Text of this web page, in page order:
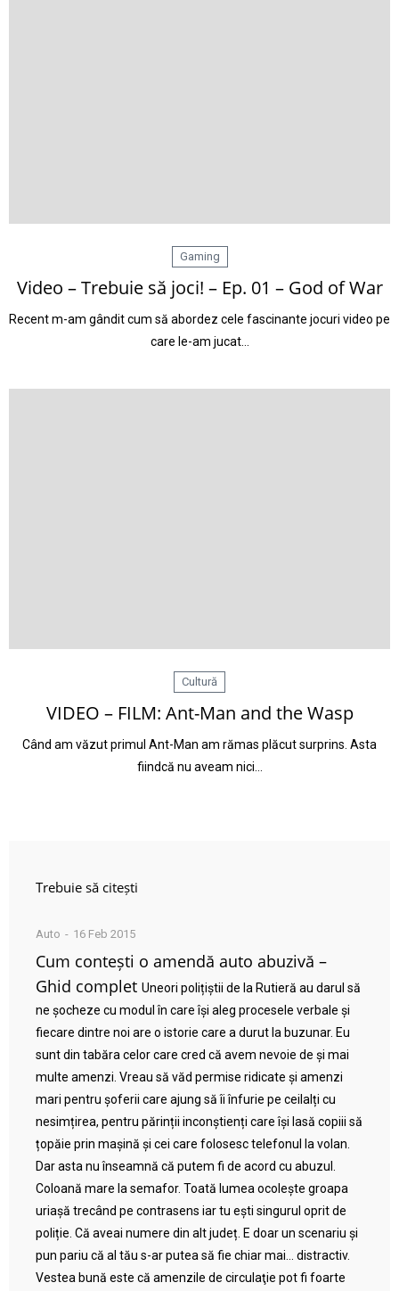
Gaming
Video – Trebuie să joci! – Ep. 01 – God of War
Recent m-am gândit cum să abordez cele fascinante jocuri video pe
care le-am jucat…
Cultură
VIDEO – FILM: Ant-Man and the Wasp
Când am văzut primul Ant-Man am rămas plăcut surprins. Asta
fiindcă nu aveam nici…
Trebuie să citești
Auto 16 Feb 2015
Cum contești o amendă auto abuzivă –
Ghid complet Uneori polițiștii de la Rutieră au darul să
ne șocheze cu modul în care își aleg procesele verbale și
fiecare dintre noi are o istorie care a durut la buzunar. Eu
sunt din tabăra celor care cred că avem nevoie de și mai
multe amenzi. Vreau să văd permise ridicate și amenzi
mari pentru șoferii care ajung să îi înfurie pe ceilalți cu
nesimțirea, pentru părinții inconștienți care își lasă copiii să
țopăie prin mașină și cei care folosesc telefonul la volan.
Dar asta nu înseamnă că putem fi de acord cu abuzul.
Coloană mare la semafor. Toată lumea ocolește groapa
uriașă trecând pe contrasens iar tu ești singurul oprit de
poliție. Că aveai numere din alt județ. E doar un scenariu și
pun pariu că al tău s-ar putea să fie chiar mai… distractiv.
Vestea bună este că amenzile de circulaţie pot fi foarte